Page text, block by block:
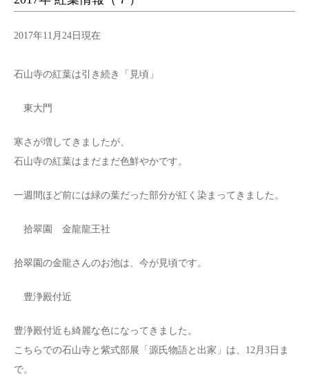
2017年11月24日現在
石山寺の紅葉は引き続き「見頃」
東大門
寒さが増してきましたが、
石山寺の紅葉はまだまだ色鮮やかです。
一週間ほど前には緑の葉だった部分が紅く染まってきました。
拾翠園 金龍龍王社
拾翠園の金龍さんのお池は、今が見頃です。
豊浄殿付近
豊浄殿付近も綺麗な色になってきました。
こちらでの石山寺と紫式部展「源氏物語と出家」は、12月3日ま
で。